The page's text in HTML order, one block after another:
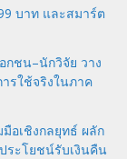
บาท และสมาร์ต
กชน–นักวิจัย วาง
รใช้จริงในภาค
อเชิงกลยุทธ์ ผลัก
ระโยชน์รับเงินคืน